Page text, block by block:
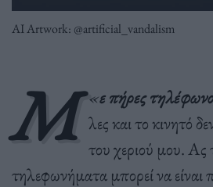
AI Artwork: @artificial_vandalism
«
Μ ε πήρες
λες και το κινητό
του χεριού μου.
τηλεφωνήματα μπορεί να είναι